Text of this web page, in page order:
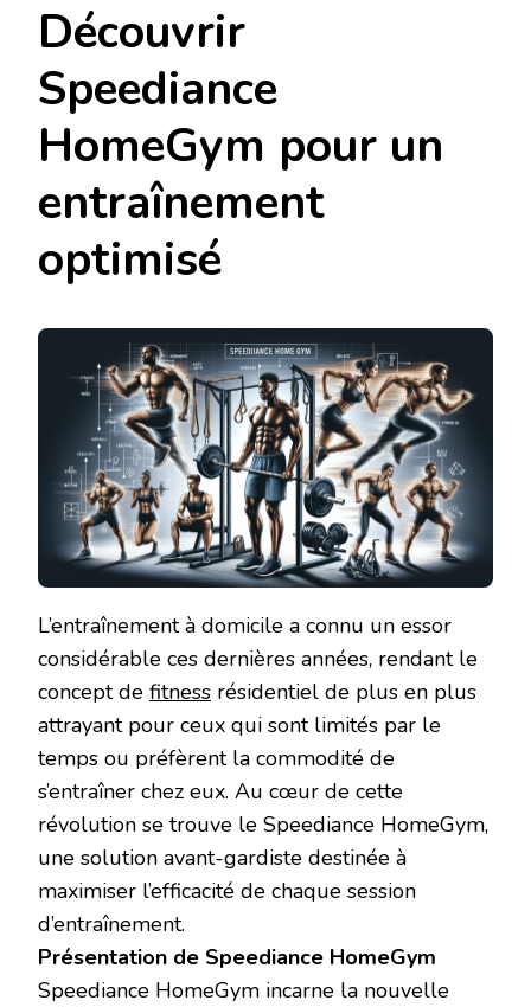
Découvrir
Speediance
HomeGym pour un
entraînement
optimisé
L’entraînement à domicile a connu un essor
considérable ces dernières années, rendant le
concept de fitness résidentiel de plus en plus
attrayant pour ceux qui sont limités par le
temps ou préfèrent la commodité de
s’entraîner chez eux. Au cœur de cette
révolution se trouve le Speediance HomeGym,
une solution avant-gardiste destinée à
maximiser l’efficacité de chaque session
d’entraînement.
Présentation de Speediance HomeGym
Speediance HomeGym incarne la nouvelle